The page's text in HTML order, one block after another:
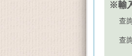
※輸
查
查